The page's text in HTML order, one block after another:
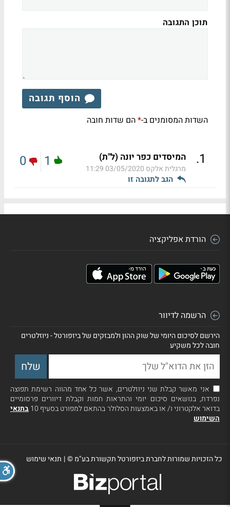
תוכן התגובה
הוסף תגובה
השדות המסומנים ב-*הם שדות חובה
1
. המיסדים כפר יונה (ל"ת)
מרגלית אלקס 03/05/2020 11:29
הגב לתגובה זו
1
0
הורדת אפליקציה
הרשמה לדיוור
הירשם לסיכום היומי של שוק ההון ולמבזקים של ביזפורטל - ניוזלטרים
חובה לכל משקיע
אני מאשר קבלת שני ניוזלטרים, אשר כל אחד מהווה רשימת תפוצה
נפרדת, בנושאים סיכום יומי והתראות חמות וקבלת דיוורים פרסומיים
בדואר אלקטרוני ו/ או באמצעות הסלולר בהתאם למפורט בסעיף 10
בתנאי
השימוש
כל הזכויות שמורות לחברת ביזפורטל תקשורת בע"מ ©| תנאי שימוש